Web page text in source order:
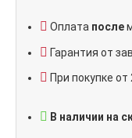
Оплата после
Гарантия от
При покупке
В наличии на